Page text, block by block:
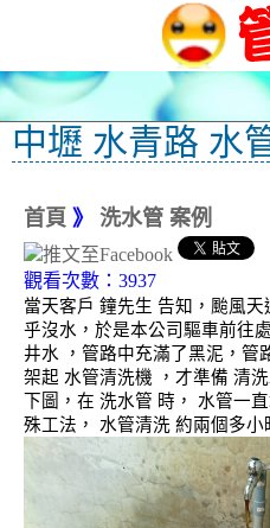
中壢 水青路 水
首頁 》 洗水管 案例
觀看次數：3937
當天客戶 鐘先生 告知，颱風
乎沒水，於是本公司驅車前往
井水 ，管路中充滿了黑泥，管
架起 水管清洗機 ，才準備 清
下圖，在 洗水管 時， 水管一
殊工法， 水管清洗 約兩個多小